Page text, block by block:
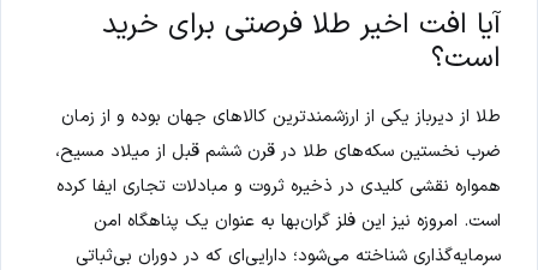
آیا افت اخیر طلا فرصتی برای خرید
است؟
طلا از دیرباز یکی از ارزشمندترین کالاهای جهان بوده و از زمان
ضرب نخستین سکه‌های طلا در قرن ششم قبل از میلاد مسیح،
همواره نقشی کلیدی در ذخیره ثروت و مبادلات تجاری ایفا کرده
است. امروزه نیز این فلز گران‌بها به عنوان یک پناهگاه امن
سرمایه‌گذاری شناخته می‌شود؛ دارایی‌ای که در دوران بی‌ثباتی